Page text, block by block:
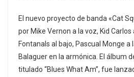
El nuevo proyecto de banda «Cat
por Mike Vernon a la voz, Kid Carlos
Fontanals al bajo, Pascual Monge a
Balaguer en la armónica. El álbum
titulado “Blues What Am”, fue